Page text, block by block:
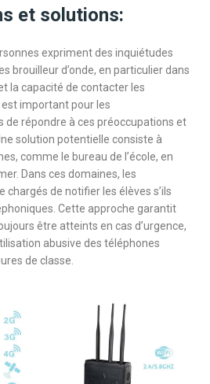
et solutions:
expriment des inquiétudes
brouilleur d’onde, en particulier dans
la capacité de contacter les
important pour les
de répondre à ces préoccupations et
solution potentielle consiste à
comme le bureau de l’école, en
Dans ces domaines, les
de notifier les élèves s’ils
Cette approche garantit
être atteints en cas d’urgence,
abusive des téléphones
de classe.